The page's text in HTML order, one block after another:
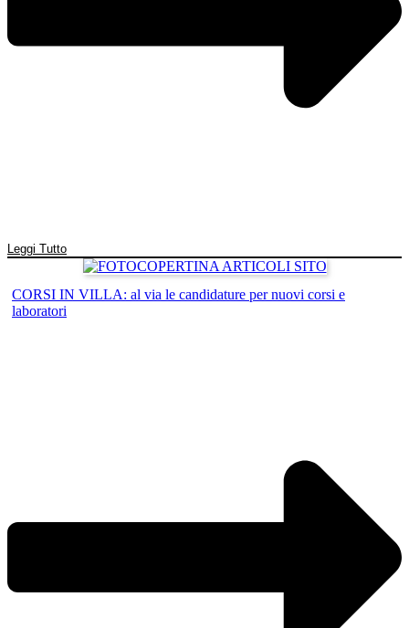
Leggi Tutto
CORSI IN VILLA: al via le candidature per nuovi corsi e
laboratori